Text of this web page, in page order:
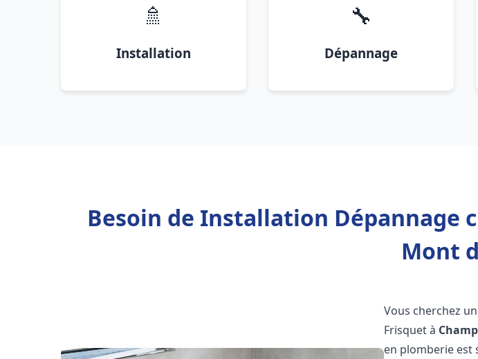
🚿
Installation
🔧
Dépannage
Besoin de Installation Dépannage
Mont
Vous cherchez
Frisquet à
en plomberie est